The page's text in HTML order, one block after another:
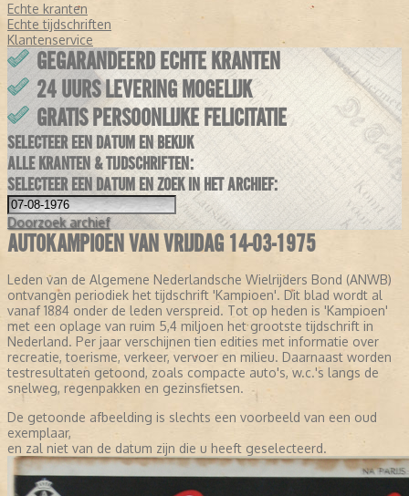
Echte kranten
Echte tijdschriften
Klantenservice
GEGARANDEERD ECHTE KRANTEN
24 UURS LEVERING MOGELIJK
GRATIS PERSOONLIJKE FELICITATIE
SELECTEER EEN DATUM EN BEKIJK
ALLE KRANTEN & TIJDSCHRIFTEN:
SELECTEER EEN DATUM EN ZOEK IN HET ARCHIEF:
Doorzoek archief
AUTOKAMPIOEN VAN VRIJDAG 14-03-1975
Leden van de Algemene Nederlandsche Wielrijders Bond (ANWB)
ontvangen periodiek het tijdschrift 'Kampioen'. Dit blad wordt al
vanaf 1884 onder de leden verspreid. Tot op heden is 'Kampioen'
met een oplage van ruim 5,4 miljoen het grootste tijdschrift in
Nederland. Per jaar verschijnen tien edities met informatie over
recreatie, toerisme, verkeer, vervoer en milieu. Daarnaast worden
testresultaten getoond, zoals compacte auto's, w.c.'s langs de
snelweg, regenpakken en gezinsfietsen.
De getoonde afbeelding is slechts een voorbeeld van een oud
exemplaar,
en zal niet van de datum zijn die u heeft geselecteerd.